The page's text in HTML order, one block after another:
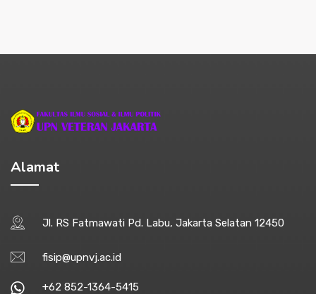
Alamat
Jl. RS Fatmawati Pd. Labu, Jakarta Selatan 12450
fisip@upnvj.ac.id
+62 852-1364-5415